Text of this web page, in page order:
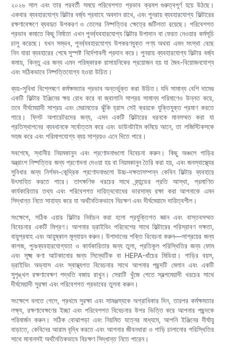
২০২৬ সাল এবং তার পরবর্তী সময়ে পরিবেশগত প্রভাব ক্রমশ গুরুত্বপূর্ণ হয়ে উঠছে।
একবার ব্যবহারযোগ্য ফিল্টার বর্জ্য প্রবাহে অবদান রাখে, এবং পুনরায় ব্যবহারযোগ্য ফিল্টারের
রক্ষণাবেক্ষণে ব্যবহৃত উপকরণ ও তেলের নিষ্পত্তির ক্ষেত্রে জটিলতা রয়েছে। পরিবেশগত
প্রভাব কমাতে কিছু নির্মাতা এখন পুনর্ব্যবহারযোগ্য ফিল্টার উপাদান বা ফেরত নেওয়ার কর্মসূচি
চালু করেছে। যখন সম্ভব, পুনর্ব্যবহারযোগ্য উপকরণযুক্ত পণ্য অথবা এমন সংস্থা বেছে
নিন যারা ব্যবহারের শেষে সুস্পষ্ট নির্দেশাবলী প্রদান করে। পুনরায় ব্যবহারযোগ্য ফিল্টার বর্জ্য
কমায়, কিন্তু এর জন্য এমন পরিষ্কারক রাসায়নিকের প্রয়োজন হয় যা জৈব-বিয়োজনযোগ্য
এবং সঠিকভাবে নিষ্পত্তিযোগ্য হওয়া উচিত।
ব্যয়-সুবিধা বিশ্লেষণে কর্মক্ষমতার প্রভাব অন্তর্ভুক্ত করা উচিত। যদি সামান্য বেশি দামের
একটি ফিল্টার ইঞ্জিনের ক্ষয় রোধ করে বা জ্বালানি সাশ্রয় সামান্য পরিমাণেও উন্নত করে,
তবে দীর্ঘমেয়াদী সাশ্রয় এবং মেরামতের ঝুঁকি হ্রাস সেই ক্রয়কে যুক্তিযুক্ত প্রমাণ করতে
পারে। ফ্লিট অপারেটরদের জন্য, এমন একটি ফিল্টারের ধরনকে মানসম্মত করা যা
প্রতিস্থাপনের ব্যবধানকে সর্বোত্তম করে এবং ডাউনটাইম কমিয়ে আনে, তা লজিস্টিকসকে
সহজ করে এবং পরিমাপযোগ্য ব্যয় সাশ্রয়ও এনে দিতে পারে।
সবশেষে, স্থানীয় নিয়মকানুন এবং প্রণোদনাগুলো বিবেচনা করুন। কিছু অঞ্চলে গাড়ির
যন্ত্রাংশ নিষ্পত্তির জন্য প্রণোদনা দেওয়া হয় বা নিয়মকানুন তৈরি করা হয়, এবং জনস্বাস্থ্যের
সুবিধার জন্য নির্গমন-কেন্দ্রিক প্রণোদনাগুলো উচ্চ-দক্ষতাসম্পন্ন কেবিন ফিল্টার ব্যবহারে
উৎসাহিত করতে পারে। তাৎক্ষণিক খরচের সাথে ব্র্যান্ডের প্রতি আস্থা, প্রমাণিত
কার্যকারিতার তথ্য এবং পরিবেশগত দায়িত্ববোধের ভারসাম্য রক্ষা করা আপনাকে এমন
সিদ্ধান্ত নিতে সাহায্য করে যা অর্থনৈতিকভাবে বিচক্ষণ এবং দীর্ঘমেয়াদে দায়িত্বশীল।
সংক্ষেপে, সঠিক এয়ার ফিল্টার নির্বাচন করা হলো প্রযুক্তিগত জ্ঞান এবং বাস্তবসম্মত
বিবেচনার একটি মিশ্রণ। আপনার ড্রাইভিং পরিবেশের সাথে ফিল্টারের পরিস্রাবণ দক্ষতা,
বায়ুপ্রবাহ এবং আয়ুষ্কাল মূল্যায়ন করুন। উপাদানের শক্তি বিবেচনা করুন—সাশ্রয়ের জন্য
কাগজ, পুনঃব্যবহারযোগ্যতা ও কার্যকারিতার জন্য তুলা, প্রতিকূল পরিস্থিতির জন্য ফোম
এবং সূক্ষ্ম কণা আটকানোর জন্য সিন্থেটিক বা HEPA-ধাঁচের মিডিয়া। গাড়ির বয়স,
ড্রাইভিং অভ্যাস এবং স্বাস্থ্যগত বিবেচনার সাথে আপনার পছন্দটি মেলান এবং একটি
সুশৃঙ্খল রক্ষণাবেক্ষণ পদ্ধতি বজায় রাখুন। সেরাটি খুঁজে পেতে স্বল্পমেয়াদী খরচের সাথে
দীর্ঘমেয়াদী সুরক্ষা এবং পরিবেশগত প্রভাবের তুলনা করুন।
সংক্ষেপে বলতে গেলে, প্রথমে সুরক্ষা এবং সামঞ্জস্যকে অগ্রাধিকার দিন, তারপর কর্মক্ষমতার
লক্ষ্য, রক্ষণাবেক্ষণের ইচ্ছা এবং পরিবেশগত বিবেচনার উপর ভিত্তি করে আপনার পছন্দকে
পরিমার্জন করুন। সঠিক বোঝাপড়া এবং নিয়মিত যত্নের মাধ্যমে, আপনি ইঞ্জিনের দীর্ঘায়ু
বাড়াতে, কেবিনের আরাম বৃদ্ধি করতে এবং আপনার জীবনধারা ও গাড়ি চালানোর পরিস্থিতির
সাথে মানানসই অর্থনৈতিকভাবে বিচক্ষণ সিদ্ধান্ত নিতে পারেন।